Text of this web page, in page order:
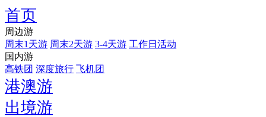
...
首页
周边游
周末1天游 周末2天游 3-4天游 工作日活动
国内游
高铁团 深度旅行 飞机团
港澳游
出境游